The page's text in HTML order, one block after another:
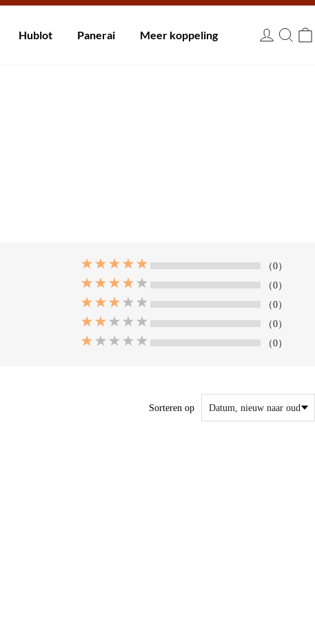
Hublot Panerai Meer koppeling
（0）
（0）
（0）
（0）
（0）
Sorteren op